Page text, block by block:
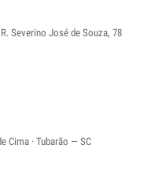
Severino José de Souza, 78
Cima · Tubarão — SC